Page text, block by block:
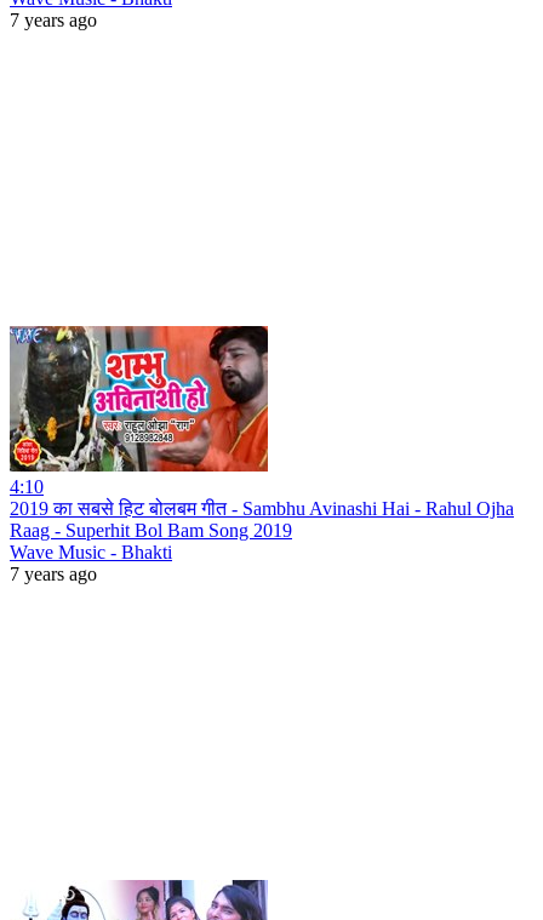
7 years ago
4:10
2019 का सबसे हिट बोलबम गीत - Sambhu Avinashi Hai - Rahul Ojha
Raag - Superhit Bol Bam Song 2019
Wave Music - Bhakti
7 years ago